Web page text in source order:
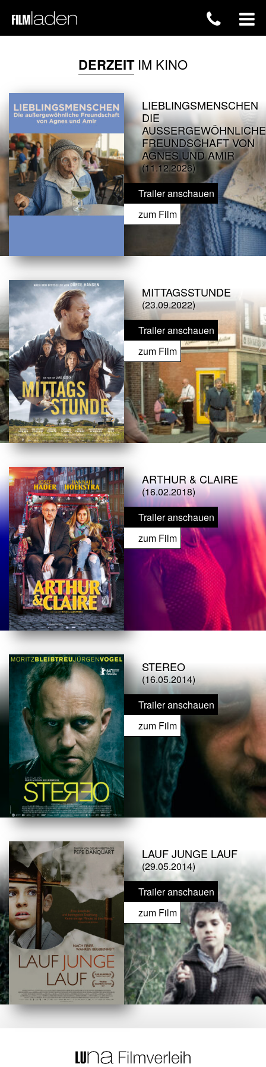
DERZEITIM KINO
LIEBLINGSMENSCHEN
DIE
AUSSERGEWÖHNLICHE F
REUNDSCHAFT VON A
GNES UND AMIR
(11.12.2026)
Trailer anschauen
zum Film
MITTAGSSTUNDE
(23.09.2022)
Trailer anschauen
zum Film
ARTHUR & CLAIRE
(16.02.2018)
Trailer anschauen
zum Film
STEREO
(16.05.2014)
Trailer anschauen
zum Film
LAUF JUNGE LAUF
(29.05.2014)
Trailer anschauen
zum Film